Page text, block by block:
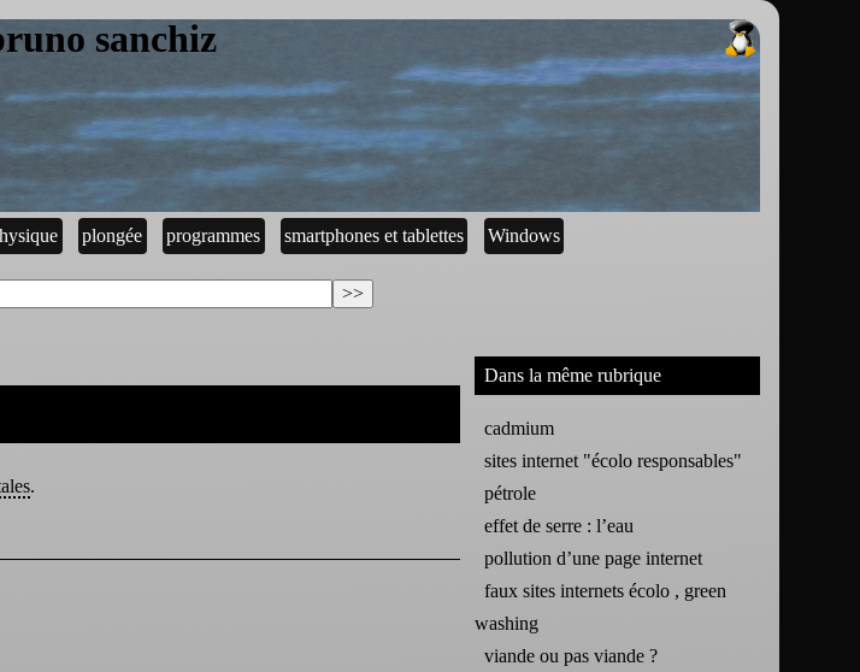
sanchiz
plongée programmes smartphones et tablettes Windows
.
Dans la même rubrique
cadmium
sites internet "écolo responsables"
pétrole
effet de serre : l’eau
pollution d’une page internet
faux sites internets écolo , green
washing
viande ou pas viande ?